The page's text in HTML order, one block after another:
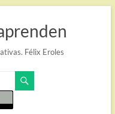
Félix Eroles